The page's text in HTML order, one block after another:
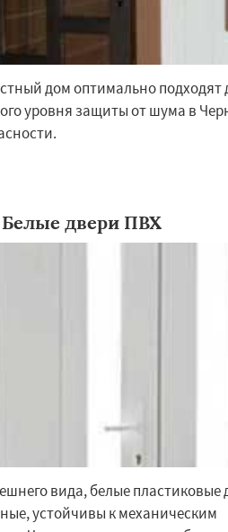
дом оптимально подходят
уровня защиты от шума в
Белые двери ПВХ
вида, белые пластиковые
устойчивы к механическим